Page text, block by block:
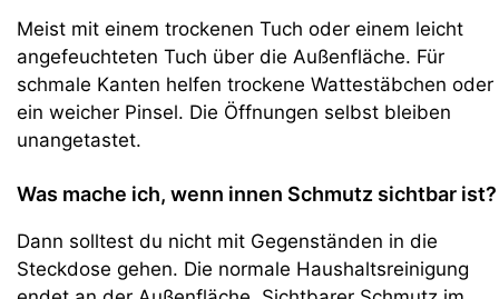
Meist mit einem trockenen Tuch oder einem leicht
angefeuchteten Tuch über die Außenfläche. Für
schmale Kanten helfen trockene Wattestäbchen oder
ein weicher Pinsel. Die Öffnungen selbst bleiben
unangetastet.
Was mache ich, wenn innen Schmutz sichtbar ist?
Dann solltest du nicht mit Gegenständen in die
Steckdose gehen. Die normale Haushaltsreinigung